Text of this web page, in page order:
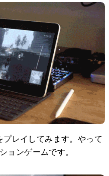
レイしてみます。やって
ョンゲームです。